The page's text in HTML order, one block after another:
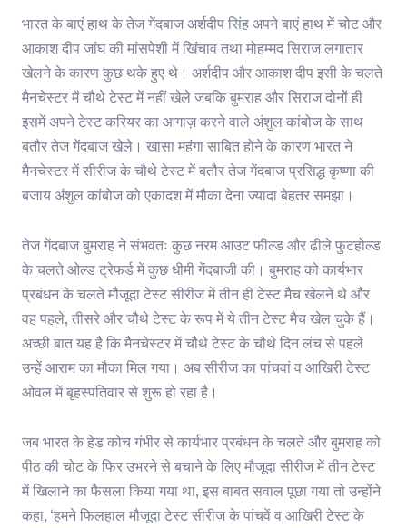
भारत के बाएं हाथ के तेज गेंदबाज अर्शदीप सिंह अपने बाएं हाथ में चोट और
आकाश दीप जांघ की मांसपेशी में खिंचाव तथा मोहम्मद सिराज लगातार
खेलने के कारण कुछ थके हुए थे। अर्शदीप और आकाश दीप इसी के चलते
मैनचेस्टर में चौथे टेस्ट में नहीं खेले जबकि बुमराह और सिराज दोनों ही
इसमें अपने टेस्ट करियर का आगाज़ करने वाले अंशुल कांबोज के साथ
बतौर तेज गेंदबाज खेले। खासा महंगा साबित होने के कारण भारत ने
मैनचेस्टर में सीरीज के चौथे टेस्ट में बतौर तेज गेंदबाज प्रसिद्ध कृष्णा की
बजाय अंशुल कांबोज को एकादश में मौका देना ज्यादा बेहतर समझा।
तेज गेंदबाज बुमराह ने संभवतः कुछ नरम आउट फील्ड और ढीले फुटहोल्ड
के चलते ओल्ड ट्रेफर्ड में कुछ धीमी गेंदबाजी की। बुमराह को कार्यभार
प्रबंधन के चलते मौजूदा टेस्ट सीरीज में तीन ही टेस्ट मैच खेलने थे और
वह पहले, तीसरे और चौथे टेस्ट के रूप में ये तीन टेस्ट मैच खेल चुके हैं।
अच्छी बात यह है कि मैनचेस्टर में चौथे टेस्ट के चौथे दिन लंच से पहले
उन्हें आराम का मौका मिल गया। अब सीरीज का पांचवां व आखिरी टेस्ट
ओवल में बृहस्पतिवार से शुरू हो रहा है।
जब भारत के हेड कोच गंभीर से कार्यभार प्रबंधन के चलते और बुमराह को
पीठ की चोट के फिर उभरने से बचाने के लिए मौजूदा सीरीज में तीन टेस्ट
में खिलाने का फैसला किया गया था, इस बाबत सवाल पूछा गया तो उन्होंने
कहा, ‘हमने फिलहाल मौजूदा टेस्ट सीरीज के पांचवें व आखिरी टेस्ट के